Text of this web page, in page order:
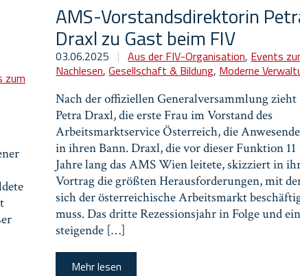
zum
AMS-Vorstandsdirektorin
Draxl zu Gast beim FIV
03.06.2025 | Aus der FIV-Organisation, Events
Nachlesen,Gesellschaft & Bildung, Moderne
Nach der offiziellen Generalversammlung zieht
Petra Draxl, die erste Frau im Vorstand des
Arbeitsmarktservice Österreich, die
in ihren Bann. Draxl, die vor dieser Funktion 11
Jahre lang das AMS Wien leitete, skizziert in
Vortrag die größten Herausforderungen, mit
sich der österreichische Arbeitsmarkt
muss. Das dritte Rezessionsjahr in Folge und
steigende […]
Mehr lesen